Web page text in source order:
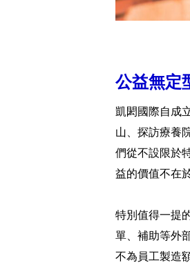
公益無定
凱閎國際自成
山、探訪療養
們從不設限於
益的價值不在
特別值得一提
單、補助等外
不為員工製造